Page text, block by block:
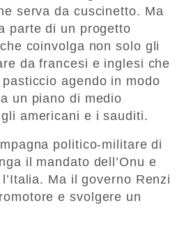
serva da cuscinetto. Ma
parte di un progetto
coinvolga non solo gli
da francesi e inglesi che
agendo in modo
un piano di medio
americani e i sauditi.
politico-militare di
il mandato dell’Onu e
Ma il governo Renzi
e svolgere un